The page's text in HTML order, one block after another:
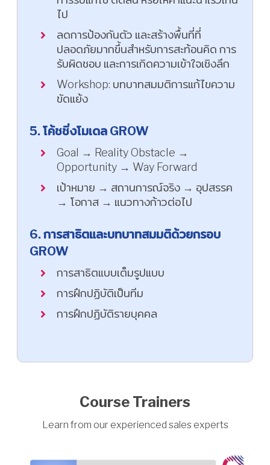
ไป
ลดการป้องกันตัว และสร้างพื้นที่ที่
ปลอดภัยมากขึ้นสำหรับการสะท้อนคิด การ
รับผิดชอบ และการเกิดความเข้าใจเชิงลึก
Workshop: บทบาทสมมติการแก้ไขความ
ขัดแย้ง
5. โค้ชชิ่งโมเดล GROW
Goal → Reality Obstacle →
Opportunity → Way Forward
เป้าหมาย → สถานการณ์จริง → อุปสรรค
→ โอกาส → แนวทางก้าวต่อไป
6. การสาธิตและบทบาทสมมติด้วยกรอบ
GROW
การสาธิตแบบเต็มรูปแบบ
การฝึกปฏิบัติเป็นทีม
การฝึกปฏิบัติรายบุคคล
Course Trainers
Learn from our experienced sales experts